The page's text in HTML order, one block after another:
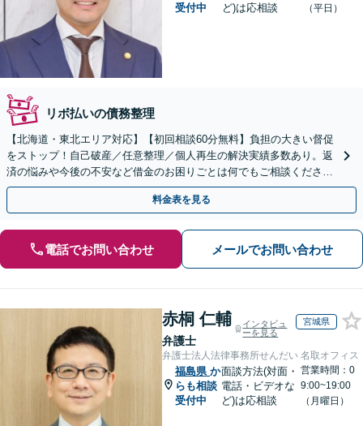
受付中
ど)は応相談
（平日）
リボ払いの債務整理
【北海道・東北エリア対応】【初回相談60分無料】負担の大きい督促
をストップ！自己破産／任意整理／個人再生の解決実績多数あり。返
済の悩みや今後の不安など借金のお困りごとは何でもご相談くださ
い。依頼者さまにとって最善の解決をご提案【土曜も営業】
料金表を見る
電話でお問い合わせ メールでお問い合わせ
赤桐 仁輔
弁護士
インタビュ
ーを見る
宮城県
弁護士法人法律事務所せんだい 名取オフィス
福島県 か
らも相談
受付中
面談方法(対面・
電話・ビデオな
ど)は応相談
営業時間：0
9:00~19:00
（月曜日）